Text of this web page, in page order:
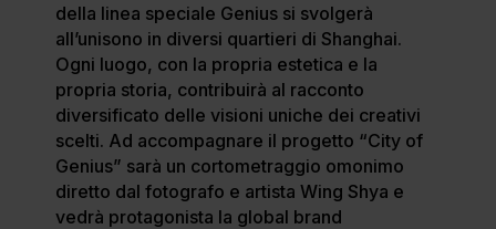
della linea speciale Genius si svolgerà
all’unisono in diversi quartieri di Shanghai.
Ogni luogo, con la propria estetica e la
propria storia, contribuirà al racconto
diversificato delle visioni uniche dei creativi
scelti. Ad accompagnare il progetto “City of
Genius” sarà un cortometraggio omonimo
diretto dal fotografo e artista Wing Shya e
vedrà protagonista la global brand